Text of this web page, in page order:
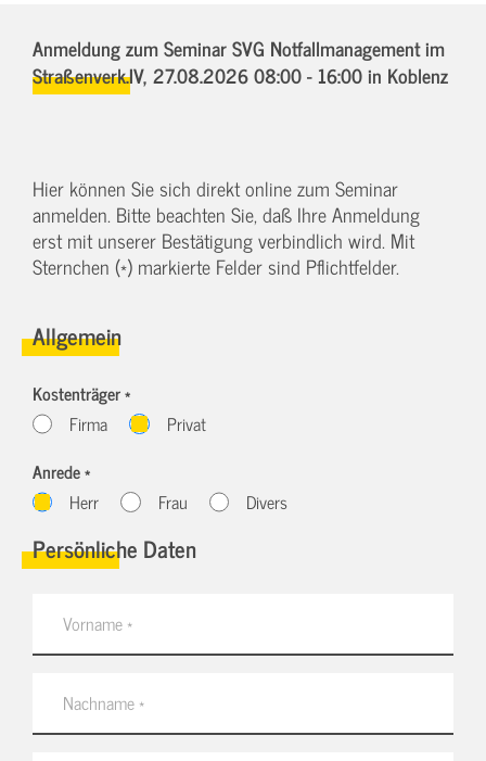
Anmeldung zum Seminar SVG Notfallmanagement im
Straßenverk.IV, 27.08.2026 08:00 - 16:00in Koblenz
Hier können Sie sich direkt online zum Seminar
anmelden. Bitte beachten Sie, daß Ihre Anmeldung
erst mit unserer Bestätigung verbindlich wird. Mit
Sternchen (*) markierte Felder sind Pflichtfelder.
Allgemein
Kostenträger *
Firma
Privat
Anrede *
Herr
Frau Divers
Persönliche Daten